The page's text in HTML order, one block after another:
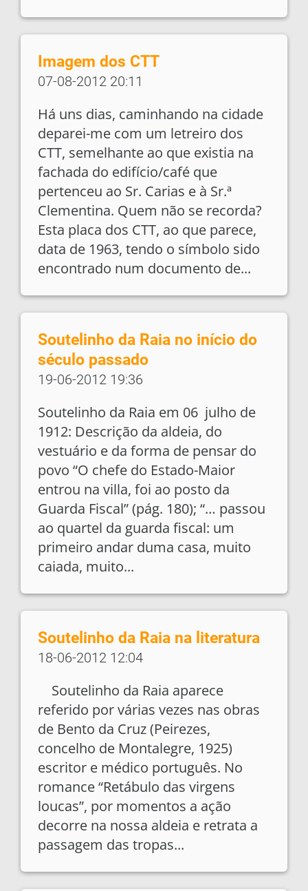
Imagem dos CTT
07-08-2012 20:11
Há uns dias, caminhando na cidade
deparei-me com um letreiro dos
CTT, semelhante ao que existia na
fachada do edifício/café que
pertenceu ao Sr. Carias e à Sr.ª
Clementina. Quem não se recorda?
Esta placa dos CTT, ao que parece,
data de 1963, tendo o símbolo sido
encontrado num documento de...
Soutelinho da Raia no início do
século passado
19-06-2012 19:36
Soutelinho da Raia em 06 julho de
1912: Descrição da aldeia, do
vestuário e da forma de pensar do
povo “O chefe do Estado-Maior
entrou na villa, foi ao posto da
Guarda Fiscal” (pág. 180); “… passou
ao quartel da guarda fiscal: um
primeiro andar duma casa, muito
caiada, muito...
Soutelinho da Raia na literatura
18-06-2012 12:04
Soutelinho da Raia aparece
referido por várias vezes nas obras
de Bento da Cruz (Peirezes,
concelho de Montalegre, 1925)
escritor e médico português. No
romance “Retábulo das virgens
loucas”, por momentos a ação
decorre na nossa aldeia e retrata a
passagem das tropas...